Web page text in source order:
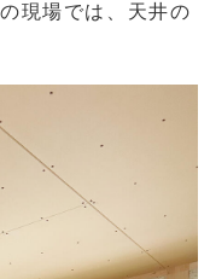
現場では、天井の